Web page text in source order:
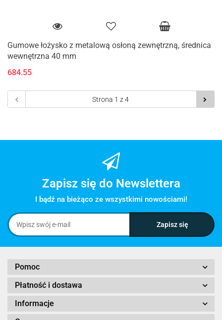
Gumowe łożysko z metalową osłoną zewnętrzną, średnica
wewnętrzna 40 mm
684.55
Zapisz się do Newslettera
I bądź na bieżąco ze wszystkimi nowościami!
Pomoc
Płatność i dostawa
Informacje